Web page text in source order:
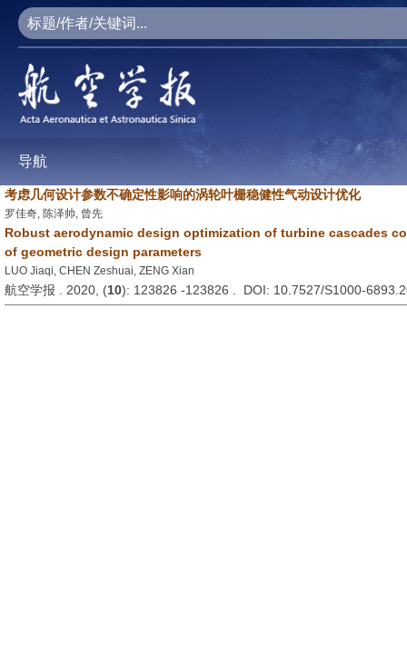
导航
考虑几何设计参数不确定性影响的涡轮叶栅稳健性气动设计优化
罗佳奇, 陈泽帅, 曾先
Robust aerodynamic design optimization of turbine cascades
of geometric design parameters
LUO Jiaqi, CHEN Zeshuai, ZENG Xian
航空学报 . 2020, (10): 123826 -123826 . DOI: 10.7527/S1000-